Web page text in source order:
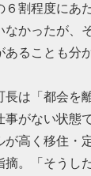
６割程度にあ
なかったが、
あることも分
長は「都会を
事がない状態
が高く移住・
摘。「そうし